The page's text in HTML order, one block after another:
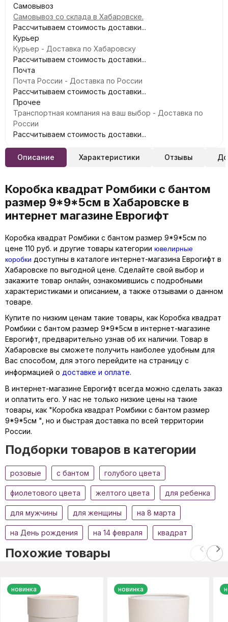
Самовывоз
Самовывоз со склада в Хабаровске.
Рассчитываем стоимость доставки...
Курьер
Курьер - Доставка по Хабаровску
Рассчитываем стоимость доставки...
Почта
Почта России - Доставка по России
Рассчитываем стоимость доставки...
Прочее
Транспортная компания на ваш выбор - Доставка по
России
Рассчитываем стоимость доставки...
Описание Характеристики Отзывы
Коробка квадрат Ромбики с бантом
размер 9*9*5см в Хабаровске в
интернет магазине Еврогифт
Коробка квадрат Ромбики с бантом размер 9*9*5см по
цене 110 руб. и другие товары категории ювелирные
коробки доступны в каталоге интернет-магазина Еврогифт в
Хабаровске по выгодной цене. Сделайте свой выбор и
закажите товар онлайн, ознакомившись с подробными
характеристиками и описанием, а также отзывами о данном
товаре.
Купите по низким ценам такие товары, как Коробка квадрат
Ромбики с бантом размер 9*9*5см в интернет-магазине
Еврогифт, предварительно узнав об их наличии. Товар в
Хабаровске вы сможете получить наиболее удобным для
Вас способом, для этого перейдите на страницу с
информацией о доставке и оплате.
В интернет-магазине Еврогифт всегда можно сделать заказ
и оплатить его. У нас не только низкие цены на такие
товары, как "Коробка квадрат Ромбики с бантом размер
9*9*5см ", но и быстрая доставка по всей территории
России.
Подборки товаров в категории
розовые c бантом голубого цвета
фиолетового цвета желтого цвета для ребенка
для мужчины для женщины на 8 марта
на День рождения на 14 февраля квадрат
Похожие товары
новинка новинка